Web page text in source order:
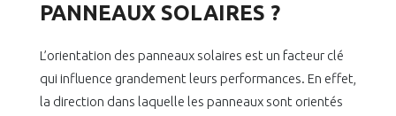
PANNEAUX SOLAIRES ?
L’orientation des panneaux solaires est un facteur clé
qui influence grandement leurs performances. En effet,
la direction dans laquelle les panneaux sont orientés